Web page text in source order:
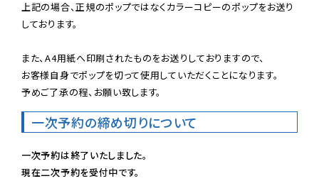
上記の場合、正規のポップではなくカラーコピーのポップをお送り
しております。
また、A4用紙へ印刷されたものをお送りしておりますので、
お客様自身でポップを切って使用していただくことになります。
予めご了承の程、お願い致します。
一次予約の締め切りについて
一次予約は終了いたしました。
現在二次予約を受付中です。